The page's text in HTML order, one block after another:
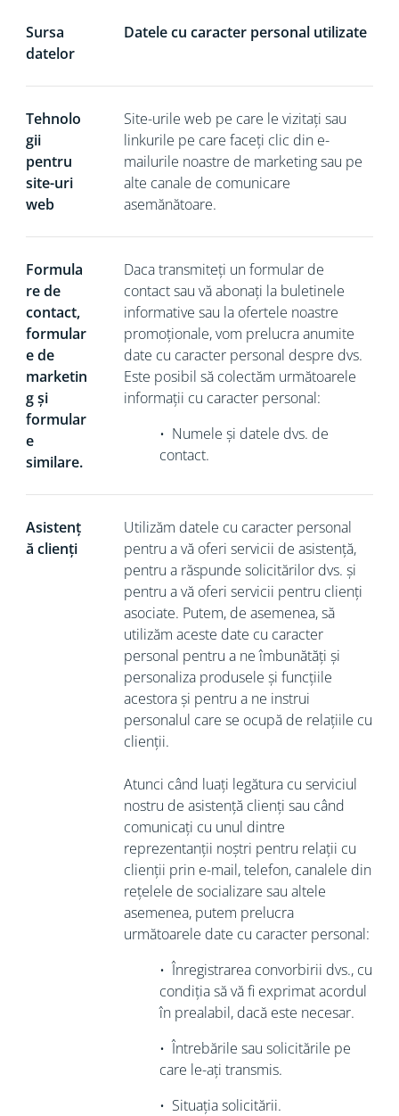
Sursa
datelor
Datele cu caracter personal utilizate
Tehnolo
gii
pentru
site-uri
web
Site-urile web pe care le vizitați sau
linkurile pe care faceți clic din e-
mailurile noastre de marketing sau pe
alte canale de comunicare
asemănătoare.
Formula
re de
contact,
formular
e de
marketin
g și
formular
e
similare.
Dacatransmiteți un formular de
contact sau vă abonați la buletinele
informative sau la ofertele noastre
promoționale, vom prelucra anumite
date cu caracter personal despre dvs.
Este posibil să colectăm următoarele
informații cu caracter personal:
• Numele și datele dvs. de
contact.
Asistenț
ă clienți
Utilizăm datele cu caracter personal
pentru a vă oferi servicii de asistență,
pentru a răspunde solicitărilor dvs. și
pentru a vă oferi servicii pentru clienți
asociate. Putem, de asemenea, să
utilizăm aceste date cu caracter
personal pentru a ne îmbunătăți și
personaliza produsele și funcțiile
acestora și pentru a ne instrui
personalul care se ocupă de relațiile cu
clienții.
Atunci când luați legătura cu serviciul
nostru de asistență clienți sau când
comunicați cu unul dintre
reprezentanții noștri pentru relații cu
clienții prin e-mail, telefon, canalele din
rețelele de socializare sau altele
asemenea, putem prelucra
următoarele date cu caracter personal:
• Înregistrarea convorbirii dvs., cu
condițiasă vă fi exprimat acordul
în prealabil, dacă este necesar.
• Întrebările sau solicitările pe
care le-ați transmis.
• Situația solicitării.